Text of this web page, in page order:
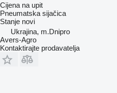
Cijena na upit
Pneumatska sijačica
Stanje novi
Ukrajina, m.Dnipro
Avers-Agro
Kontaktirajte prodavatelja